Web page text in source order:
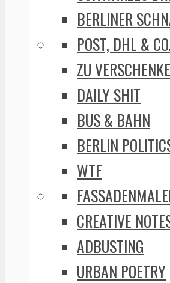
BERLINER
POST, DHL &
ZU
DAILY SHIT
BUS & BAHN
BERLIN
WTF
CREATIVE
ADBUSTING
URBAN POETRY